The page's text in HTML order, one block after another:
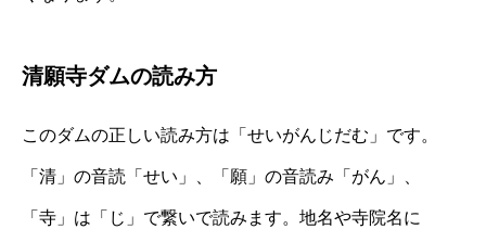
清願寺ダムの読み方
このダムの正しい読み方は「せいがんじだむ」です。
「清」の音読「せい」、「願」の音読み「がん」、
「寺」は「じ」で繋いで読みます。地名や寺院名に